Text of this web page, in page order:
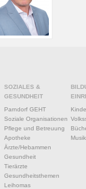
SOZIALES &
GESUNDHEIT
Parndorf GEHT
Soziale Organisationen
Pflege und Betreuung
Apotheke
Ärzte/Hebammen
Gesundheit
Tierärzte
Gesundheitsthemen
Leihomas